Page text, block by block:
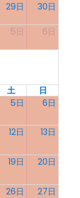
29日 30日
5日 6日
土
日
5日 6日
12日 13日
19日 20日
26日 27日